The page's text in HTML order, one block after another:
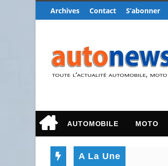
Archives Contact S’abonner
AUTOMOBILE MOTO
A La Une